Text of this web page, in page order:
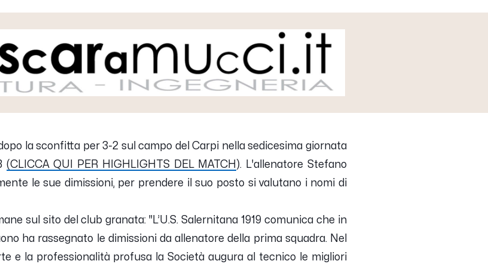
la sconfitta per 3-2 sul campo del Carpi nella sedicesima giornata
(CLICCA QUI PER HIGHLIGHTS DEL MATCH ). L'allenatoreStefano
le sue dimissioni, per prendere il suo posto si valutano i nomi di
sul sito del club granata:"L’U.S. Salernitana 1919 comunica che in
ha rassegnato le dimissioni da allenatore della prima squadra. Nel
e la professionalità profusa la Società augura al tecnico le migliori